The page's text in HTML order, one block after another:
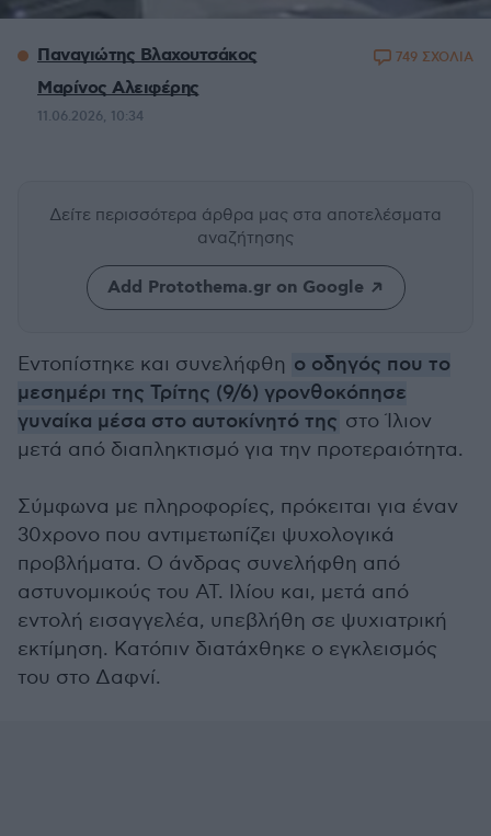
Παναγιώτης Βλαχουτσάκος
Μαρίνος Αλειφέρης
11.06.2026, 10:34
749 ΣΧΟΛΙΑ
Δείτε περισσότερα άρθρα μας στα αποτελέσματα
αναζήτησης
Add Protothema.gr on Google
Εντοπίστηκε και συνελήφθη ο οδηγός που το
μεσημέρι της Τρίτης (9/6) γρονθοκόπησε
γυναίκα μέσα στο αυτοκίνητό της στο Ίλιον
μετά από διαπληκτισμό για την προτεραιότητα.
Σύμφωνα με πληροφορίες, πρόκειται για έναν
30χρονο που αντιμετωπίζει ψυχολογικά
προβλήματα. Ο άνδρας συνελήφθη από
αστυνομικούς του ΑΤ. Ιλίου και, μετά από
εντολή εισαγγελέα, υπεβλήθη σε ψυχιατρική
εκτίμηση. Κατόπιν διατάχθηκε ο εγκλεισμός
του στο Δαφνί.